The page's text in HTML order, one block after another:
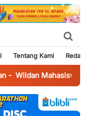
Tentang Kami
Mahasiswa UIN